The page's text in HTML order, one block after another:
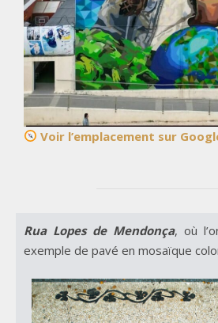
Voir l’emplacement sur
Rua Lopes de Mendonça, où
exemple de pavé en mosaïque